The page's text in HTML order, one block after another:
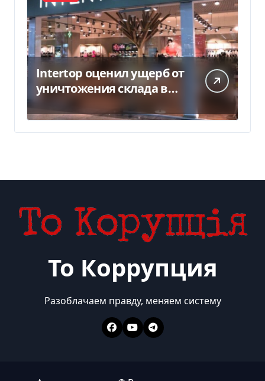
Intertop оценил ущерб от
уничтожения склада в
То Коррупция
Разоблачаем правду, меняем систему